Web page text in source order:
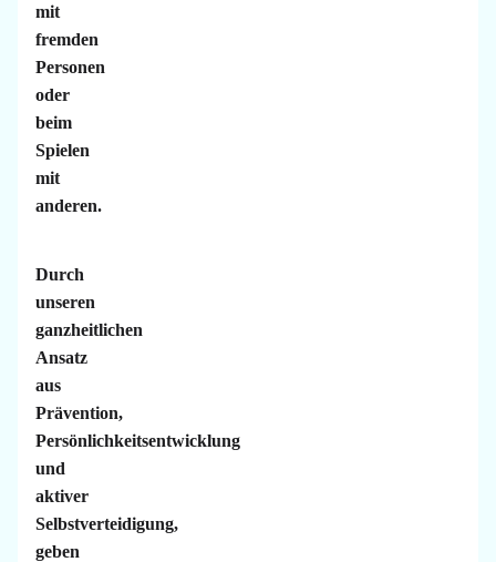
mit
fremden
Personen
oder
beim
Spielen
mit
anderen.
Durch
unseren
ganzheitlichen
Ansatz
aus
Prävention,
Persönlichkeitsentwicklung
und
aktiver
Selbstverteidigung,
geben